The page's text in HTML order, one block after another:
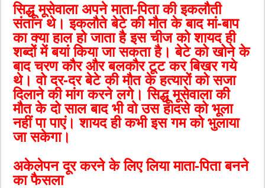
सिद्धू मूसेवाला अपने माता-पिता की इकलौती
संतान थे। इकलौते बेटे की मौत के बाद मां-बाप
का क्या हाल हो जाता है इस चीज को शायद ही
शब्दों में बयां किया जा सकता है। बेटे को खोने के
बाद चरण कौर और बलकौर टूट कर बिखर गये
थे। वो दर-दर बेटे की मौत के हत्यारों को सजा
दिलाने की मांग करने लगे। सिद्धू मूसेवाला की
मौत के दो साल बाद भी वो उस हादसे को भूला
नहीं पा पाएं। शायद ही कभी इस गम को भुलाया
जा सकेगा।
अकेलेपन दूर करने के लिए लिया माता-पिता बनने
का फैसला